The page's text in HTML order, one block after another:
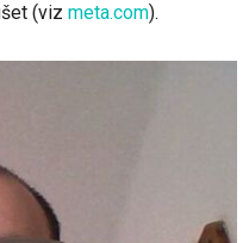
(viz meta.com).